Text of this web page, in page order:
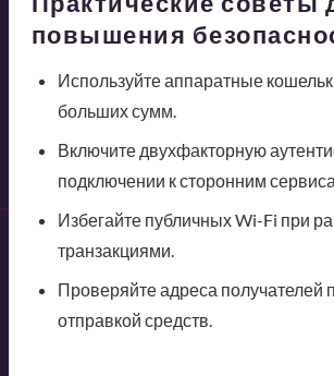
повышения
Используйте аппаратные
больших сумм.
Включите двухфакторную
подключении к сторонним
Избегайте публичных Wi-Fi при
транзакциями.
Проверяйте адреса получателей
отправкой средств.